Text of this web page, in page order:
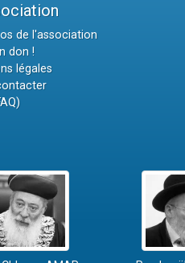
de l'association
don !
légales